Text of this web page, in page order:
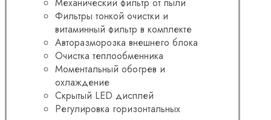
Фильтры тонкой очистки и
витаминный фильтр в комплекте
Авторазморозка внешнего блока
Очистка теплообменника
Моментальный обогрев и
охлаждение
Скрытый LED дисплей
Регулировка горизонтальных